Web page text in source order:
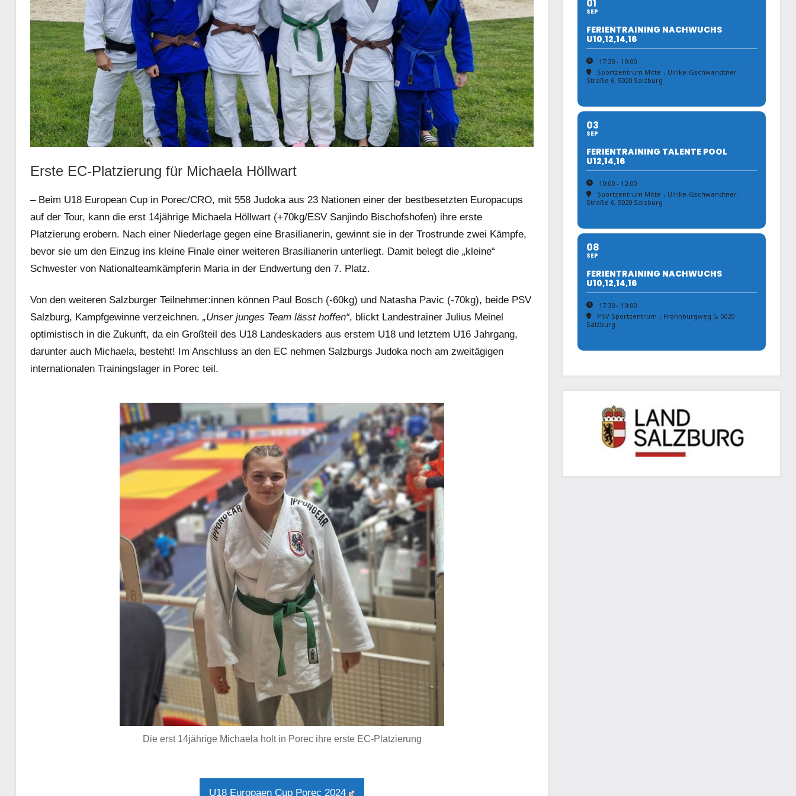
Erste EC-Platzierung für Michaela Höllwart
– Beim U18 European Cup in Porec/CRO, mit 558 Judoka aus 23 Nationen einer der bestbesetzten Europacups
auf der Tour, kann die erst 14jährige Michaela Höllwart (+70kg/ESV Sanjindo Bischofshofen) ihre erste
Platzierung erobern. Nach einer Niederlage gegen eine Brasilianerin, gewinnt sie in der Trostrunde zwei Kämpfe,
bevor sie um den Einzug ins kleine Finale einer weiteren Brasilianerin unterliegt. Damit belegt die „kleine“
Schwester von Nationalteamkämpferin Maria in der Endwertung den 7. Platz.
Von den weiteren Salzburger Teilnehmer:innen können Paul Bosch (-60kg) und Natasha Pavic (-70kg), beide PSV
Salzburg, Kampfgewinne verzeichnen. „Unser junges Team lässt hoffen“, blickt Landestrainer Julius Meinel
optimistisch in die Zukunft, da ein Großteil des U18 Landeskaders aus erstem U18 und letztem U16 Jahrgang,
darunter auch Michaela, besteht! Im Anschluss an den EC nehmen Salzburgs Judoka noch am zweitägigen
internationalen Trainingslager in Porec teil.
Die erst 14jährige Michaela holt in Porec ihre erste EC-Platzierung
U18 Europaen Cup Porec 2024
01
SEP
FERIENTRAINING NACHWUCHS
U10,12,14,16
17:30 - 19:00
Sportzentrum Mitte , Ulrike-Gschwandtner-
Straße 6, 5020 Salzburg
03
SEP
FERIENTRAINING TALENTE POOL
U12,14,16
10:00 - 12:00
Sportzentrum Mitte , Ulrike-Gschwandtner-
Straße 6, 5020 Salzburg
08
SEP
FERIENTRAINING NACHWUCHS
U10,12,14,16
17:30 - 19:00
PSV Sportzentrum , Frohnburgweg 5, 5020
Salzburg